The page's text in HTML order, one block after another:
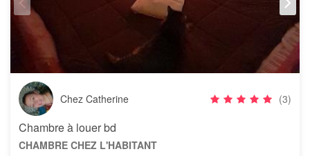
Chez Catherine (3)
Chambre à louer bd
CHAMBRE CHEZ L'HABITANT